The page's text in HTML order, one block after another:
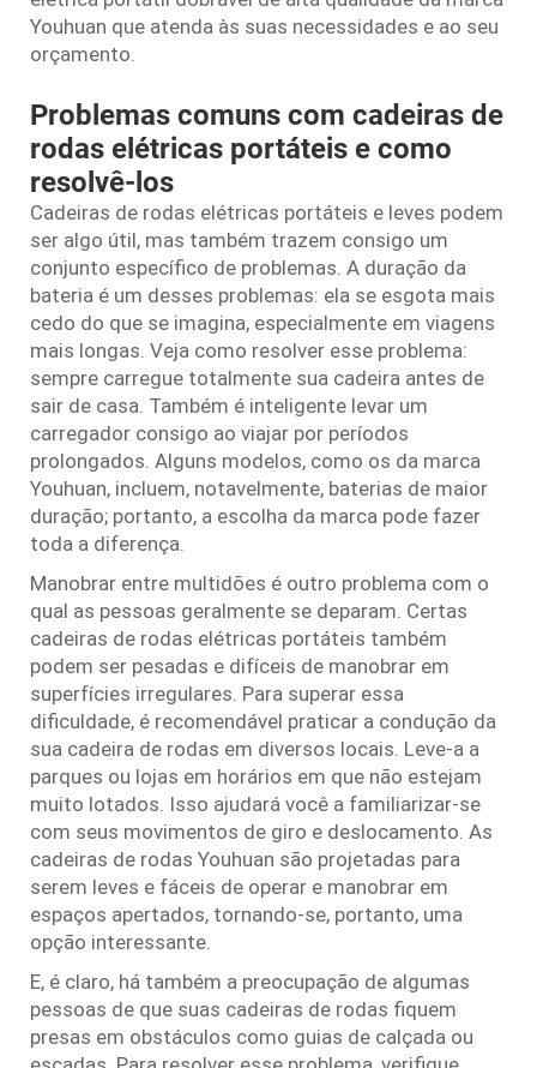
Youhuan que atenda às suas necessidades e ao seu
orçamento.
Problemas comuns com cadeiras de
rodas elétricas portáteis e como
resolvê-los
Cadeiras de rodas elétricas portáteis e leves podem
ser algo útil, mas também trazem consigo um
conjunto específico de problemas. A duração da
bateria é um desses problemas: ela se esgota mais
cedo do que se imagina, especialmente em viagens
mais longas. Veja como resolver esse problema:
sempre carregue totalmente sua cadeira antes de
sair de casa. Também é inteligente levar um
carregador consigo ao viajar por períodos
prolongados. Alguns modelos, como os da marca
Youhuan, incluem, notavelmente, baterias de maior
duração; portanto, a escolha da marca pode fazer
toda a diferença.
Manobrar entre multidões é outro problema com o
qual as pessoas geralmente se deparam. Certas
cadeiras de rodas elétricas portáteis também
podem ser pesadas e difíceis de manobrar em
superfícies irregulares. Para superar essa
dificuldade, é recomendável praticar a condução da
sua cadeira de rodas em diversos locais. Leve-a a
parques ou lojas em horários em que não estejam
muito lotados. Isso ajudará você a familiarizar-se
com seus movimentos de giro e deslocamento. As
cadeiras de rodas Youhuan são projetadas para
serem leves e fáceis de operar e manobrar em
espaços apertados, tornando-se, portanto, uma
opção interessante.
E, é claro, há também a preocupação de algumas
pessoas de que suas cadeiras de rodas fiquem
presas em obstáculos como guias de calçada ou